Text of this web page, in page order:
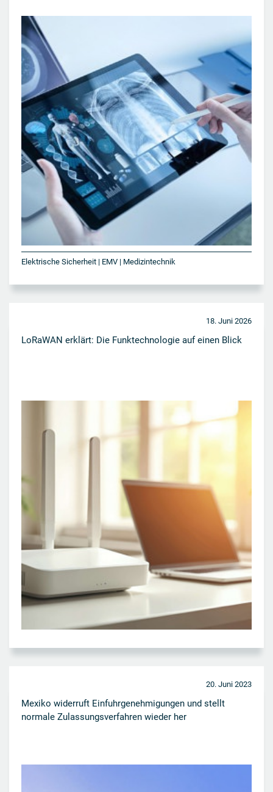
Elektrische Sicherheit | EMV | Medizintechnik
18. Juni 2026
LoRaWAN erklärt: Die Funktechnologie auf einen Blick
20. Juni 2023
Mexiko widerruft Einfuhrgenehmigungen und stellt
normale Zulassungsverfahren wieder her